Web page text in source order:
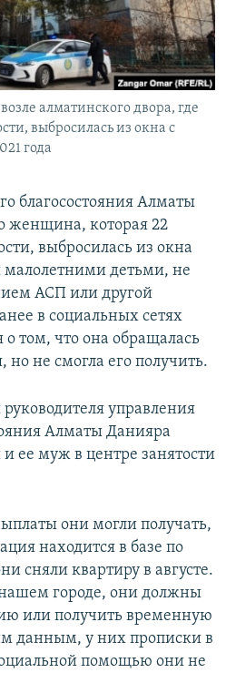
алматинского двора, где
выбросилась из окна с
года
благосостояния Алматы
женщина, которая 22
выбросилась из окна
малолетними детьми, не
АСП или другой
в социальных сетях
том, что она обращалась
но не смогла его получить.
управления
Алматы Данияра
ее муж в центре занятости
они могли получать,
находится в базе по
сняли квартиру в августе.
городе, они должны
или получить временную
данным, у них прописки в
помощью они не